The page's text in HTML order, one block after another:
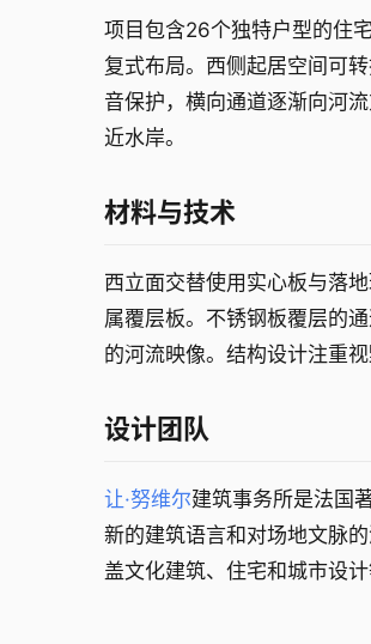
项目包含26个独特户型的住
复式布局。西侧起居空间可
音保护，横向通道逐渐向河
近水岸。
材料与技术
西立面交替使用实心板与落
属覆层板。不锈钢板覆层的
的河流映像。结构设计注重视
设计团队
让·努维尔建筑事务所是法国
新的建筑语言和对场地文脉
盖文化建筑、住宅和城市设计